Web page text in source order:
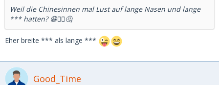
Weil die Chinesinnen mal Lust auf lange Nasen und lange
*** hatten? 😆🤷‍♂️🤔
Eher breite *** als lange ***
Good_Time